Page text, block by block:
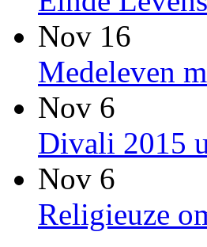
Nov 16
Medeleven
Nov 6
Divali 2015
Nov 6
Religieuze